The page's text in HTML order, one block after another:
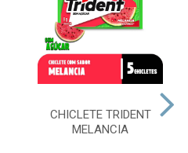
CHICLETE TRIDENT
MELANCIA